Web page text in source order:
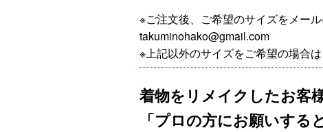
※ご注文後、ご希望のサイズをメール
takuminohako@gmail.com
※上記以外のサイズをご希望の場合は
着物をリメイクしたお客
「プロの方にお願いする